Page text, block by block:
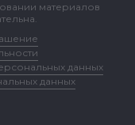
материалов
данных
данных